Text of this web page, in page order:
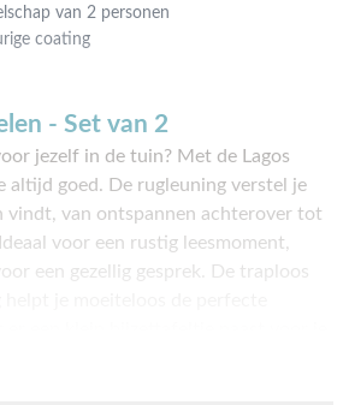
van 2 personen
coating
- Set van 2
jezelf in de tuin? Met de Lagos
altijd goed. De rugleuning verstel je
vindt, van ontspannen achterover tot
voor een rustig leesmoment,
een gezellig gesprek. De traploos
compleet. Deze loungestoel is